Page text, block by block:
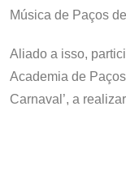
Música de Paços
Aliado a isso,
Academia de
Carnaval’, a